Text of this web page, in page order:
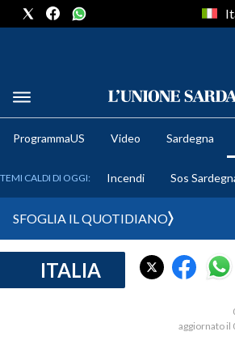
METEO
CRONACA SARDEGNA
ProgrammaUS Video Sardegna
TEMI CALDI DI OGGI: Incendi Sos
SFOGLIA IL QUOTIDIANO
ITALIA
aggiornato il